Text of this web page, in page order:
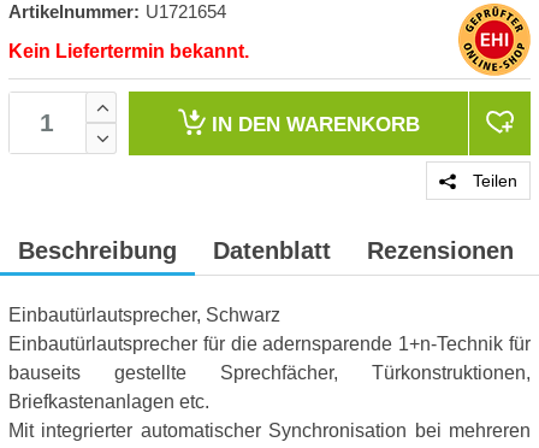
Artikelnummer: U1721654
Kein Liefertermin bekannt.
IN DEN WARENKORB
Teilen
Beschreibung Datenblatt Rezensionen
Einbautürlautsprecher, Schwarz
Einbautürlautsprecher für die adernsparende 1+n-Technik für
bauseits gestellte Sprechfächer, Türkonstruktionen,
Briefkastenanlagen etc.
Mit integrierter automatischer Synchronisation bei mehreren